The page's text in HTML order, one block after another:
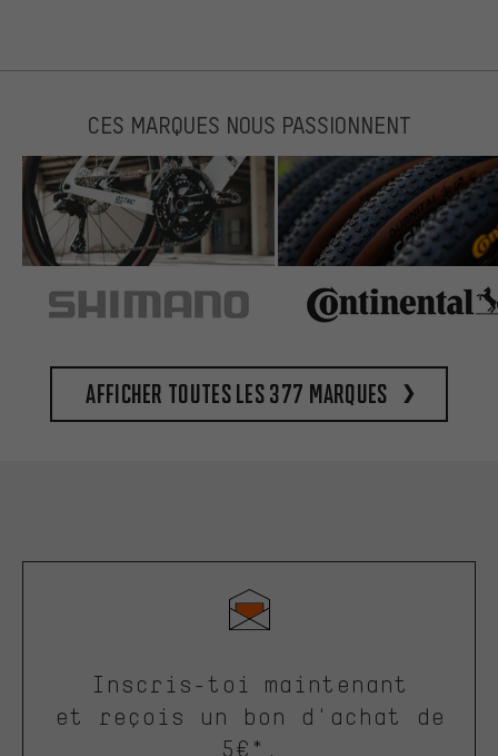
CES MARQUES NOUS PASSIONNENT
Afficher toutes les 377 marques
Inscris-toi maintenant
et reçois un bon d'achat de
5€*.